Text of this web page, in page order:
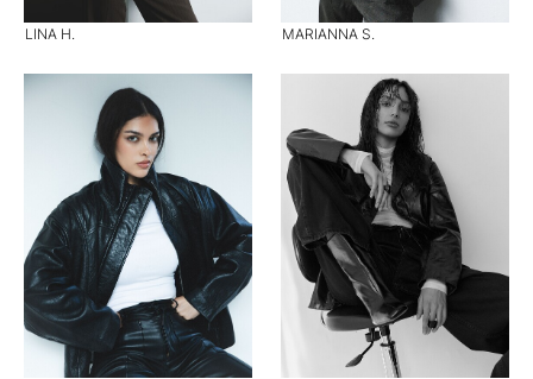
LINA H. MARIANNA S.